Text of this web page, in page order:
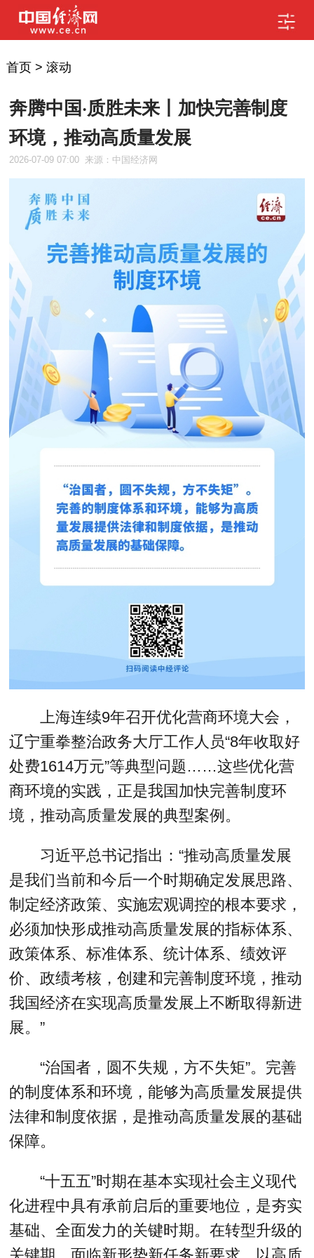
首页> 滚动
奔腾中国·质胜未来丨加快完善制度
环境，推动高质量发展
2026-07-09 07:00 来源：中国经济网
上海连续9年召开优化营商环境大会，
辽宁重拳整治政务大厅工作人员“8年收取好
处费1614万元”等典型问题……这些优化营
商环境的实践，正是我国加快完善制度环
境，推动高质量发展的典型案例。
习近平总书记指出：“推动高质量发展
是我们当前和今后一个时期确定发展思路、
制定经济政策、实施宏观调控的根本要求，
必须加快形成推动高质量发展的指标体系、
政策体系、标准体系、统计体系、绩效评
价、政绩考核，创建和完善制度环境，推动
我国经济在实现高质量发展上不断取得新进
展。”
“治国者，圆不失规，方不失矩”。完善
的制度体系和环境，能够为高质量发展提供
法律和制度依据，是推动高质量发展的基础
保障。
“十五五”时期在基本实现社会主义现代
化进程中具有承前启后的重要地位，是夯实
基础、全面发力的关键时期。在转型升级的